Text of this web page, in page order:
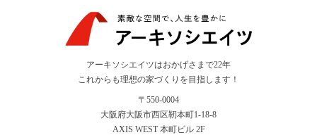
アーキソシエイツはおかげさまで22年
これからも理想の家づくりを目指します！
〒550-0004
大阪府大阪市西区靭本町1-18-8
AXIS WEST 本町ビル 2F